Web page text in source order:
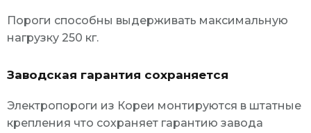
Пороги способны выдерживать максимальную
нагрузку 250 кг.
Заводская гарантия сохраняется
Электропороги из Кореи монтируются в штатные
крепления что сохраняет гарантию завода